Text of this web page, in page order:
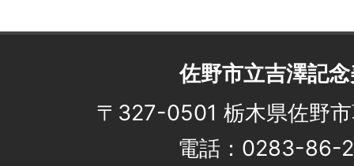
佐野市立吉澤記
〒327-0501 栃木県佐野
電話：0283-86-